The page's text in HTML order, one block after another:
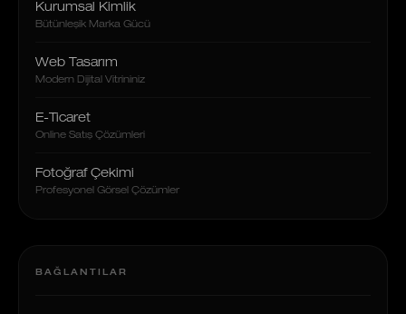
Kurumsal Kimlik
Bütünleşik Marka Gücü
Web Tasarım
Modern Dijital Vitrininiz
E-Ticaret
Online Satış Çözümleri
Fotoğraf Çekimi
Profesyonel Görsel Çözümler
BAĞLANTILAR